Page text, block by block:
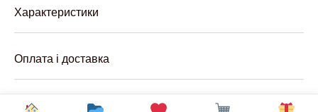
Характеристики
Оплата і доставка